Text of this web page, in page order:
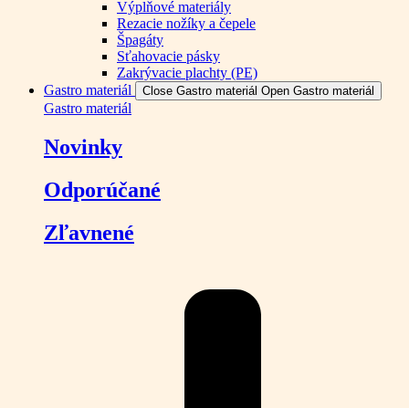
Výplňové materiály
Rezacie nožíky a čepele
Špagáty
Sťahovacie pásky
Zakrývacie plachty (PE)
Gastro materiál
Close Gastro materiál Open Gastro materiál
Gastro materiál
Novinky
Odporúčané
Zľavnené